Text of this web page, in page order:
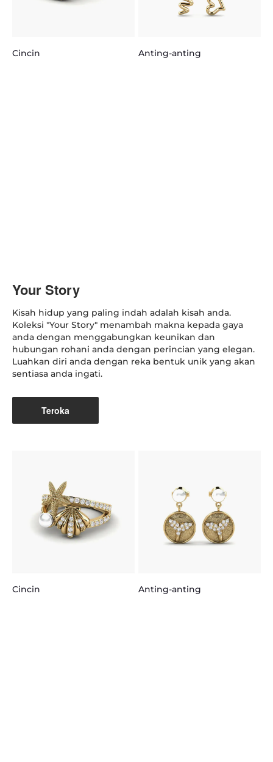
Cincin Anting-anting
Your Story
Kisah hidup yang paling indah adalah kisah anda.
Koleksi "Your Story" menambah makna kepada gaya
anda dengan menggabungkan keunikan dan
hubungan rohani anda dengan perincian yang elegan.
Luahkan diri anda dengan reka bentuk unik yang akan
sentiasa anda ingati.
Teroka
Cincin Anting-anting